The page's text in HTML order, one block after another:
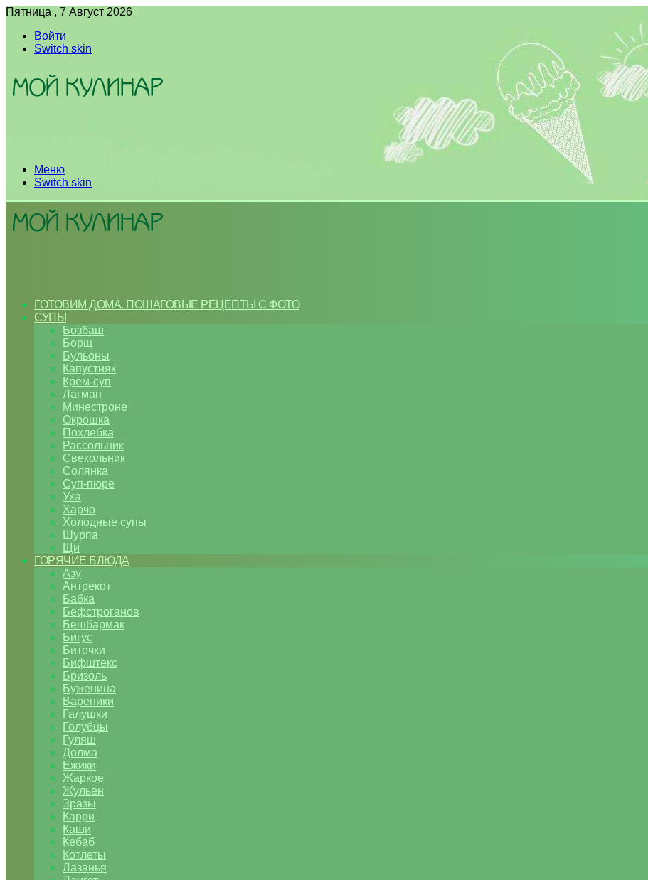
Пятница , 7 Август 2026
Войти
Switch skin
Меню
Switch skin
ГОТОВИМ ДОМА. ПОШАГОВЫЕ РЕЦЕПТЫ С ФОТО
СУПЫ
Бозбаш
Борщ
Бульоны
Капустняк
Крем-суп
Лагман
Минестроне
Окрошка
Похлебка
Рассольник
Свекольник
Солянка
Суп-пюре
Уха
Харчо
Холодные супы
Шурпа
Щи
ГОРЯЧИЕ БЛЮДА
Азу
Антрекот
Бабка
Бефстроганов
Бешбармак
Бигус
Биточки
Бифштекс
Бризоль
Буженина
Вареники
Галушки
Голубцы
Гуляш
Долма
Ежики
Жаркое
Жульен
Зразы
Карри
Каши
Кебаб
Котлеты
Лазанья